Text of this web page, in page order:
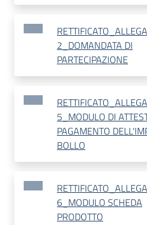
2_DOMANDATA DI
PARTECIPAZIONE
5_MODULO DI
PAGAMENTO
BOLLO
6_MODULO SCHEDA
PRODOTTO